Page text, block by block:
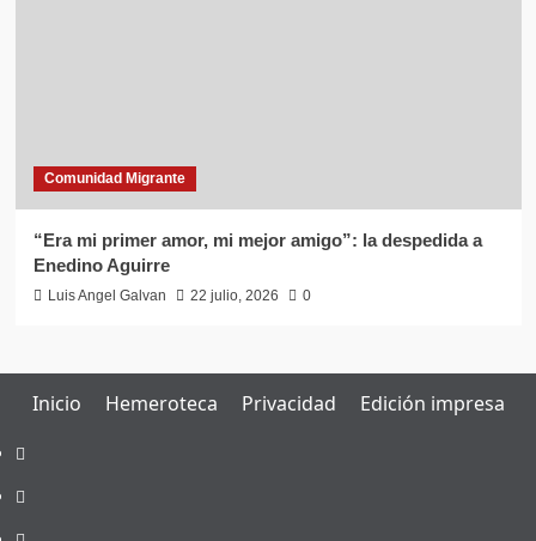
Comunidad Migrante
“Era mi primer amor, mi mejor amigo”: la despedida a
Enedino Aguirre
Luis Angel Galvan 22 julio, 2026 0
Inicio Hemeroteca Privacidad Edición impresa
Inicio
Hemeroteca